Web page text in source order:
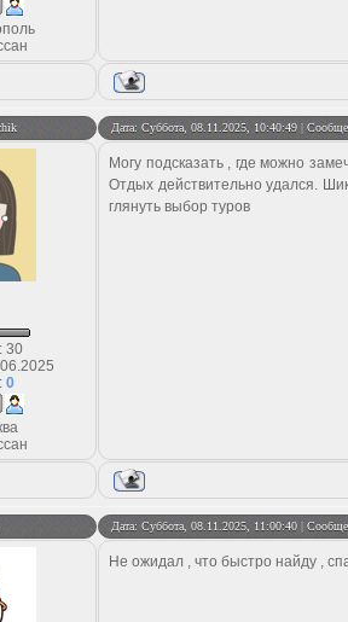
Дата: Суббота, 08.11.2025, 10:40:49 |
30
0
Могу подсказать , где можно
Отдых действительно удался.
глянуть выбор туров
Дата: Суббота, 08.11.2025, 11:00:40 |
Не ожидал , что быстро найду ,